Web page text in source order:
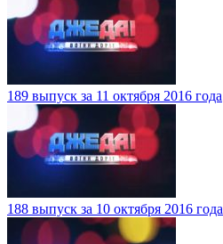
189 выпуск за 11 октября 2016 года
188 выпуск за 10 октября 2016 года